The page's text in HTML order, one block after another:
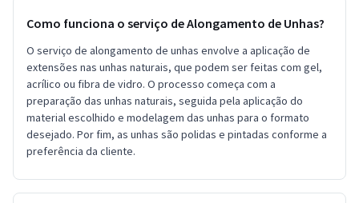
Como funciona o serviço de Alongamento de Unhas?
O serviço de alongamento de unhas envolve a aplicação de
extensões nas unhas naturais, que podem ser feitas com gel,
acrílico ou fibra de vidro. O processo começa com a
preparação das unhas naturais, seguida pela aplicação do
material escolhido e modelagem das unhas para o formato
desejado. Por fim, as unhas são polidas e pintadas conforme a
preferência da cliente.